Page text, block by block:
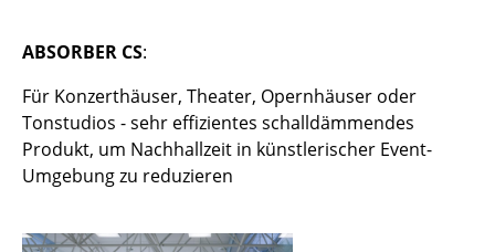
Stores
Projektplanung
Einrichtungsberatung
ABSORBER CS:
Für Konzerthäuser, Theater, Opernhäuser oder
Tonstudios - sehr effizientes schalldämmendes
Produkt, um Nachhallzeit in künstlerischer Event-
Umgebung zu reduzieren